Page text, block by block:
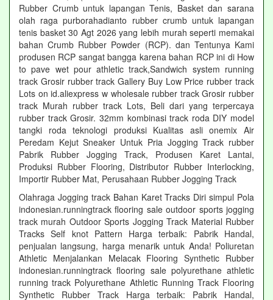
Rubber Crumb untuk lapangan Tenis, Basket dan sarana
olah raga purborahadianto rubber crumb untuk lapangan
tenis basket 30 Agt 2026 yang lebih murah seperti memakai
bahan Crumb Rubber Powder (RCP). dan Tentunya Kami
produsen RCP sangat bangga karena bahan RCP ini di How
to pave wet pour athletic track,Sandwich system running
track Grosir rubber track Gallery Buy Low Price rubber track
Lots on id.aliexpress w wholesale rubber track Grosir rubber
track Murah rubber track Lots, Beli dari yang terpercaya
rubber track Grosir. 32mm kombinasi track roda DIY model
tangki roda teknologi produksi Kualitas asli onemix Air
Peredam Kejut Sneaker Untuk Pria Jogging Track rubber
Pabrik Rubber Jogging Track, Produsen Karet Lantai,
Produksi Rubber Flooring, Distributor Rubber Interlocking,
Importir Rubber Mat, Perusahaan Rubber Jogging Track
Olahraga Jogging track Bahan Karet Tracks Diri simpul Pola
indonesian.runningtrack flooring sale outdoor sports jogging
track murah Outdoor Sports Jogging Track Material Rubber
Tracks Self knot Pattern Harga terbaik: Pabrik Handal,
penjualan langsung, harga menarik untuk Anda! Poliuretan
Athletic Menjalankan Melacak Flooring Synthetic Rubber
indonesian.runningtrack flooring sale polyurethane athletic
running track Polyurethane Athletic Running Track Flooring
Synthetic Rubber Track Harga terbaik: Pabrik Handal,